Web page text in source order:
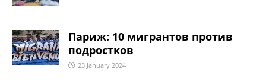
Париж: 10 мигрантов против
подростков
23 January 2024